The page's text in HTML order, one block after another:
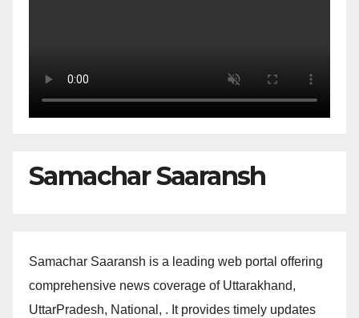
Samachar Saaransh
Samachar Saaransh is a leading web portal offering
comprehensive news coverage of Uttarakhand,
UttarPradesh, National, . It provides timely updates